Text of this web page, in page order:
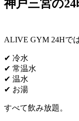
神戸三宮の
ALIVE GYM 24Hで
✔ 冷水
✔ 常温水
✔ 温水
✔ お湯
すべて飲み放題。